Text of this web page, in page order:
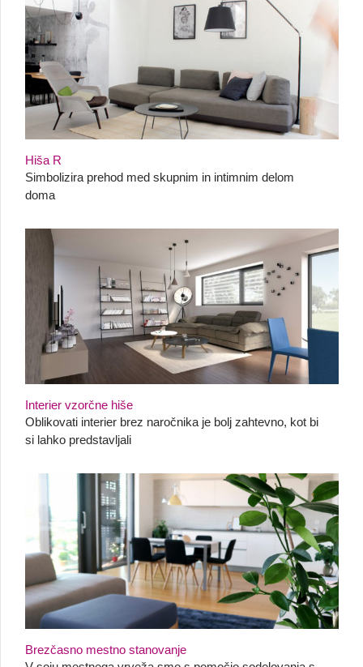
Hiša R
Simbolizira prehod med skupnim in intimnim delom
doma
Interier vzorčne hiše
Oblikovati interier brez naročnika je bolj zahtevno, kot bi
si lahko predstavljali
Brezčasno mestno stanovanje